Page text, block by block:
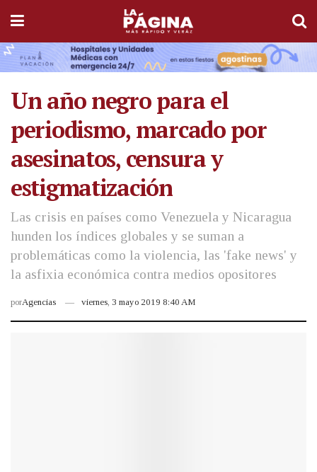
Un año negro para el
periodismo, marcado por
asesinatos, censura y
estigmatización
Las crisis en países como Venezuela y Nicaragua
hunden los índices globales y se suman a
problemáticas como la violencia, las 'fake news' y
la asfixia económica contra medios opositores
porAgencias viernes, 3 mayo 2019 8:40 AM